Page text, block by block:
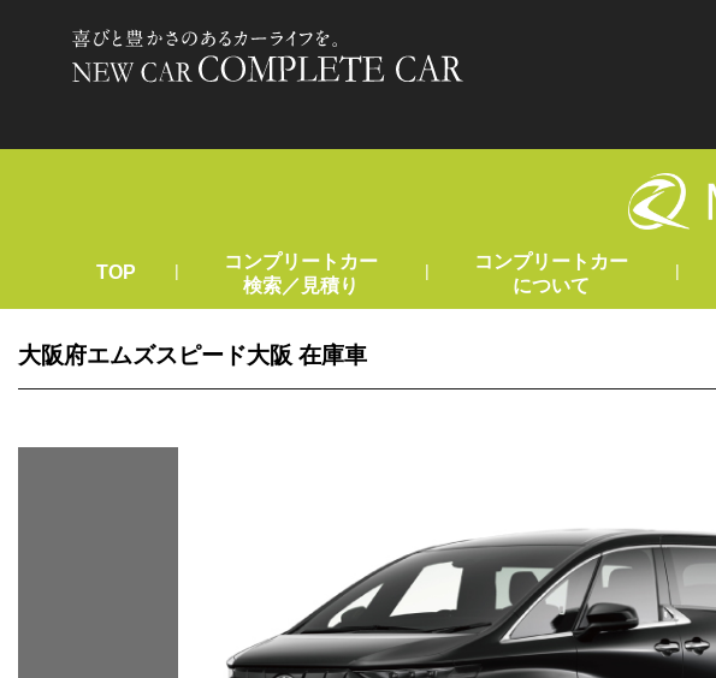
TOP |
コンプリートカー
検索／見積り
|
コンプリートカー
について
|
大阪府エムズスピード大阪 在庫車